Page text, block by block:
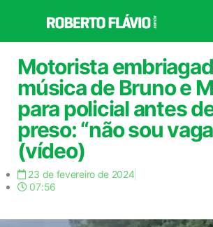
o
conteúdo
Motorista
música de Bruno e
para policial antes
preso: “não sou
(vídeo)
23 de fevereiro de 2024
07:56